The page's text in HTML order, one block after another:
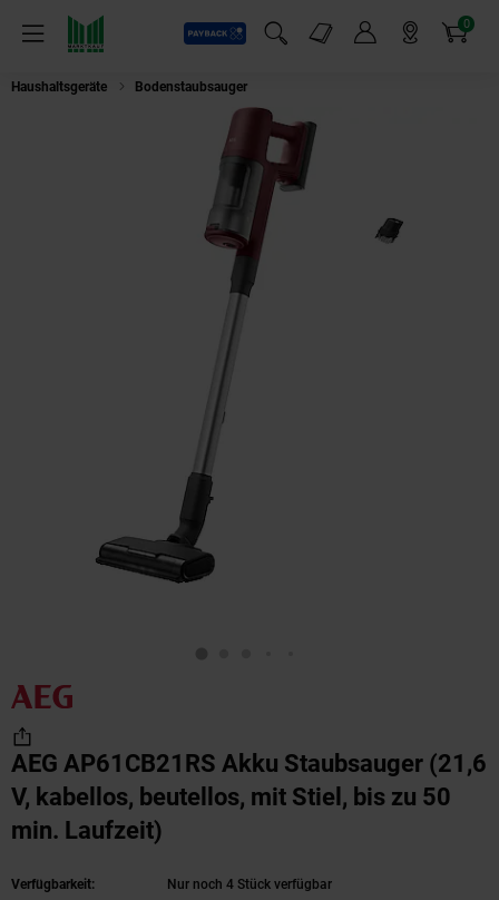
Menü
Payback
Suchfeld einblenden
Markt-Angebote 0
Artikel
Haushaltsgeräte Bodenstaubsauger
AEG AP61CB21RS Akku Staubsauger (21,6
V, kabellos, beutellos, mit Stiel, bis zu 50
min. Laufzeit)
Verfügbarkeit:
Nur noch 4 Stück verfügbar